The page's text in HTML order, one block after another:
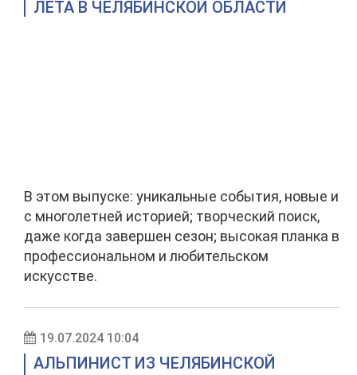
ЛЕТА В ЧЕЛЯБИНСКОЙ ОБЛАСТИ
В этом выпуске: уникальные события, новые и
с многолетней историей; творческий поиск,
даже когда завершен сезон; высокая планка в
профессиональном и любительском
искусстве.
19.07.2024 10:04
АЛЬПИНИСТ ИЗ ЧЕЛЯБИНСКОЙ